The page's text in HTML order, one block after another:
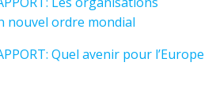
nouvel ordre mondial
Quel avenir pour l’Europe